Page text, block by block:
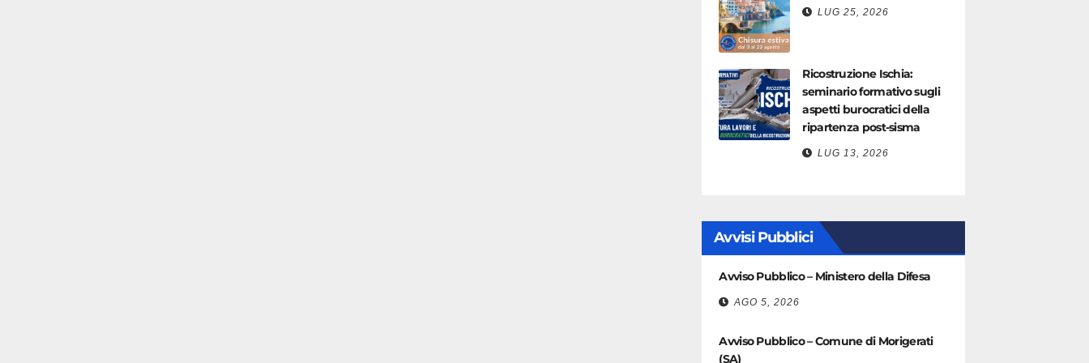
LUG 25, 2026
Ricostruzione Ischia:
seminario formativo sugli
aspetti burocratici della
ripartenza post-sisma
LUG 13, 2026
Avvisi Pubblici
Avviso Pubblico – Ministero della Difesa
AGO 5, 2026
Avviso Pubblico – Comune di Morigerati
(SA)